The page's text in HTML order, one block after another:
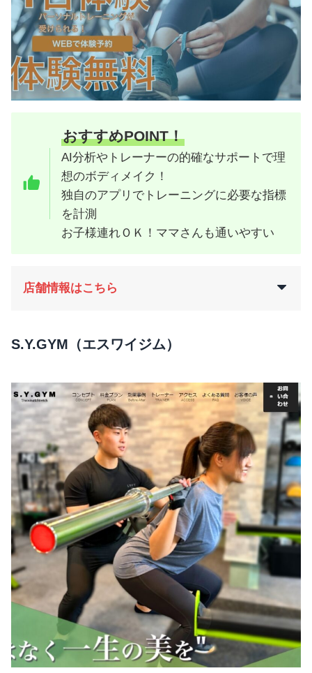
おすすめPOINT！
AI分析やトレーナーの的確なサポートで理
想のボディメイク！
独自のアプリでトレーニングに必要な指標
を計測
お子様連れＯＫ！ママさんも通いやすい
店舗情報はこちら
S.Y.GYM（エスワイジム）